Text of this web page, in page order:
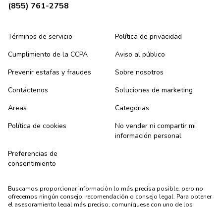
(855) 761-2758
Términos de servicio
Política de privacidad
Cumplimiento de la CCPA
Aviso al público
Prevenir estafas y fraudes
Sobre nosotros
Contáctenos
Soluciones de marketing
Areas
Categorias
Política de cookies
No vender ni compartir mi
información personal
Preferencias de
consentimiento
Buscamos proporcionar información lo más precisa posible, pero no
ofrecemos ningún consejo, recomendación o consejo legal. Para obtener
el asesoramiento legal más preciso, comuníquese con uno de los